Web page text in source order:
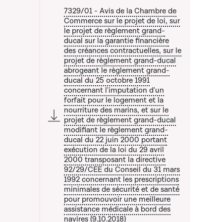
liste qui précède
7329/01 - Avis de la Chambre de
Commerce sur le projet de loi, sur
le projet de règlement grand-
ducal sur la garantie financière
des créances contractuelles, sur le
projet de règlement grand-ducal
abrogeant le règlement grand-
ducal du 25 octobre 1991
concernant l'imputation d'un
forfait pour le logement et la
nourriture des marins, et sur le
projet de règlement grand-ducal
modifiant le règlement grand-
ducal du 22 juin 2000 portant
exécution de la loi du 29 avril
2000 transposant la directive
92/29/CEE du Conseil du 31 mars
1992 concernant les prescriptions
minimales de sécurité et de santé
pour promouvoir une meilleure
assistance médicale à bord des
navires (9.10.2018)